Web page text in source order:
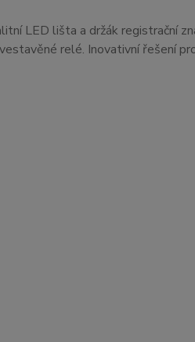
LED lišta a držák registrační
relé. Inovativní řešení